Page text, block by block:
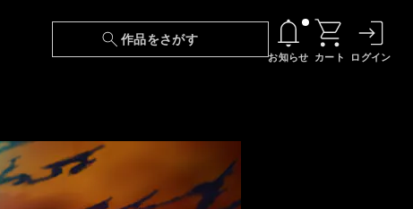
作品をさがす
お知らせ
『最強の王様、二度目の人生は何をする？』第
24話 配信日変更のお知らせ
カート ログイン